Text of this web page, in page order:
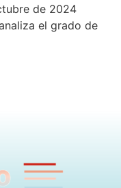
de 2024
el grado de